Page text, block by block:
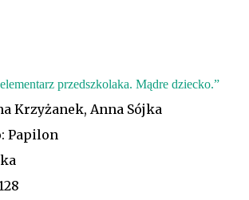
przedszkolaka. Mądre dziecko.”
Krzyżanek, Anna Sójka
Papilon